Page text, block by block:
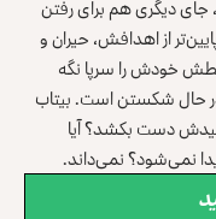
دیگری هم برای رفتن
از اهدافش، حیران و
خودش را سرپا نگه
حال شکستن است. بیتاب
دست بکشد؟ آيا
نمی‌شود؟ نمی‌داند.